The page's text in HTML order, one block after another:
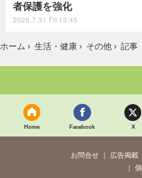
者保護を強化
2026.7.31 Fri 13:45
ホーム › 生活・健康 › その他 › 記事
Home Facebook X
お問合せ 広告掲載